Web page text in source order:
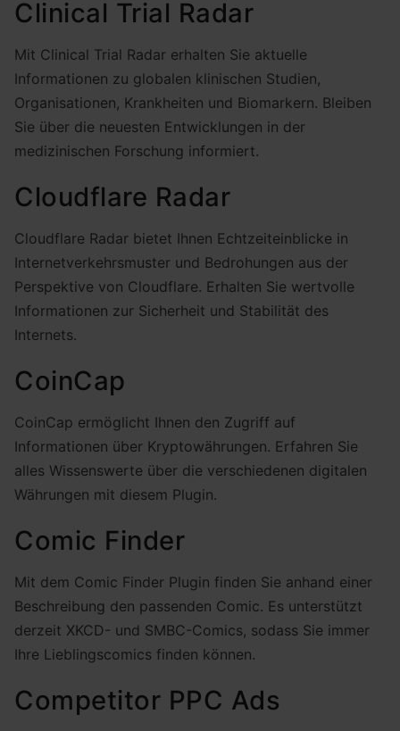
Clinical Trial Radar
Mit Clinical Trial Radar erhalten Sie aktuelle
Informationen zu globalen klinischen Studien,
Organisationen, Krankheiten und Biomarkern. Bleiben
Sie über die neuesten Entwicklungen in der
medizinischen Forschung informiert.
Cloudflare Radar
Cloudflare Radar bietet Ihnen Echtzeiteinblicke in
Internetverkehrsmuster und Bedrohungen aus der
Perspektive von Cloudflare. Erhalten Sie wertvolle
Informationen zur Sicherheit und Stabilität des
Internets.
CoinCap
CoinCap ermöglicht Ihnen den Zugriff auf
Informationen über Kryptowährungen. Erfahren Sie
alles Wissenswerte über die verschiedenen digitalen
Währungen mit diesem Plugin.
Comic Finder
Mit dem Comic Finder Plugin finden Sie anhand einer
Beschreibung den passenden Comic. Es unterstützt
derzeit XKCD- und SMBC-Comics, sodass Sie immer
Ihre Lieblingscomics finden können.
Competitor PPC Ads